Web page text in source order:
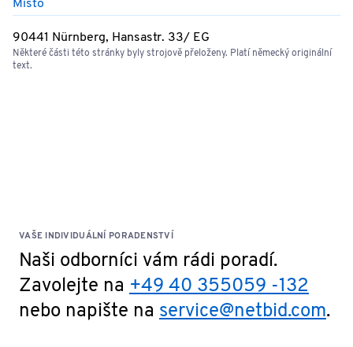
Místo
90441 Nürnberg, Hansastr. 33/ EG
Některé části této stránky byly strojově přeloženy. Platí německý originální
text.
VAŠE INDIVIDUÁLNÍ PORADENSTVÍ
Naši odborníci vám rádi poradí.
Zavolejte na +49 40 355059 -132
nebo napište na service@netbid.com.